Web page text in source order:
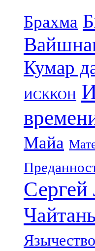
Брахма
Кумар
ИСККОН
Майа
Сергей